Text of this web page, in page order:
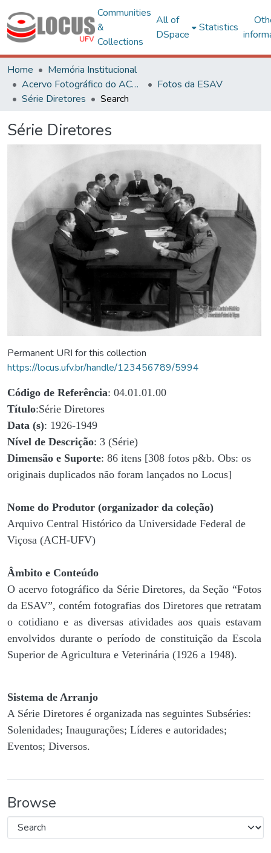
Communities
&
Collections
All of
DSpace
Statistics
Home
Memória Institucional
Acervo Fotográfico do ACH-UFV
Fotos da ESAV
Série Diretores
Search
Série Diretores
Permanent URI for this collection
https://locus.ufv.br/handle/123456789/5994
Código de Referência: 04.01.01.00
Título:Série Diretores
Data (s): 1926-1949
Nível de Descrição: 3 (Série)
Dimensão e Suporte: 86 itens [308 fotos p&b. Obs: os
originais duplicados não foram lançados no Locus]
Nome do Produtor (organizador da coleção)
Arquivo Central Histórico da Universidade Federal de
Viçosa (ACH-UFV)
Âmbito e Conteúdo
O acervo fotográfico da Série Diretores, da Seção “Fotos
da ESAV”, contém fotografias dos Diretores que retratam
o cotidiano e as diversas atividades aos quais estavam
envolvidos durante o período de constituição da Escola
Superior de Agricultura e Veterinária (1926 a 1948).
Sistema de Arranjo
A Série Diretores é organizada nas seguintes Subséries:
Solenidades; Inaugurações; Líderes e autoridades;
Eventos; Diversos.
Browse